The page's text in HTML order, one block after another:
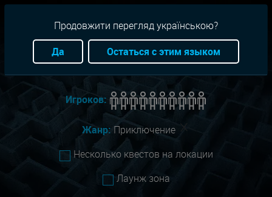
Город: Одесса
Игроков:
Жанр: Приключение
Несколько квестов на локации
Лаунж зона
Продовжити перегляд українською?
Да
Остаться с этим языком